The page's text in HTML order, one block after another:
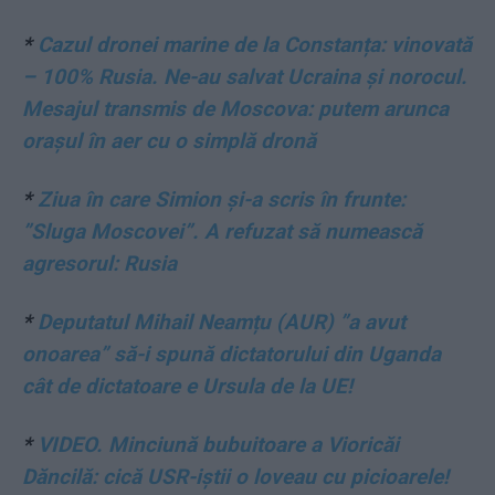
* Cazul dronei marine de la Constanța: vinovată
– 100% Rusia. Ne-au salvat Ucraina și norocul.
Mesajul transmis de Moscova: putem arunca
orașul în aer cu o simplă dronă
*Ziua în care Simion și-a scris în frunte:
”Sluga Moscovei”. A refuzat să numească
agresorul: Rusia
*Deputatul Mihail Neamțu (AUR) ”a avut
onoarea” să-i spună dictatorului din Uganda
cât de dictatoare e Ursula de la UE!
* VIDEO. Minciună bubuitoare a Vioricăi
Dăncilă: cică USR-iștii o loveau cu picioarele!